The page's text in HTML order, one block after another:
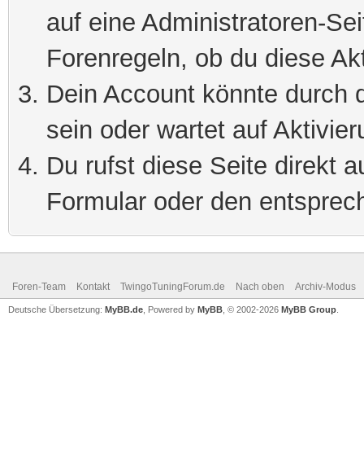
auf eine Administratoren-
Forenregeln, ob du diese
Dein Account könnte durch
sein oder wartet auf
Du rufst diese Seite direkt
Formular oder den
Foren-Team Kontakt TwingoTuningForum.de Nach oben Archiv-Modus
Deutsche Übersetzung: MyBB.de , Powered by MyBB , © 2002-2026 MyBB Group